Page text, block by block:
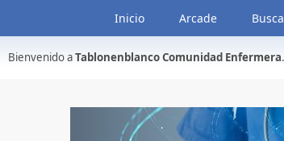
Inicio Arcade
Bienvenido aTablonenblanco Comunidad Enfermera